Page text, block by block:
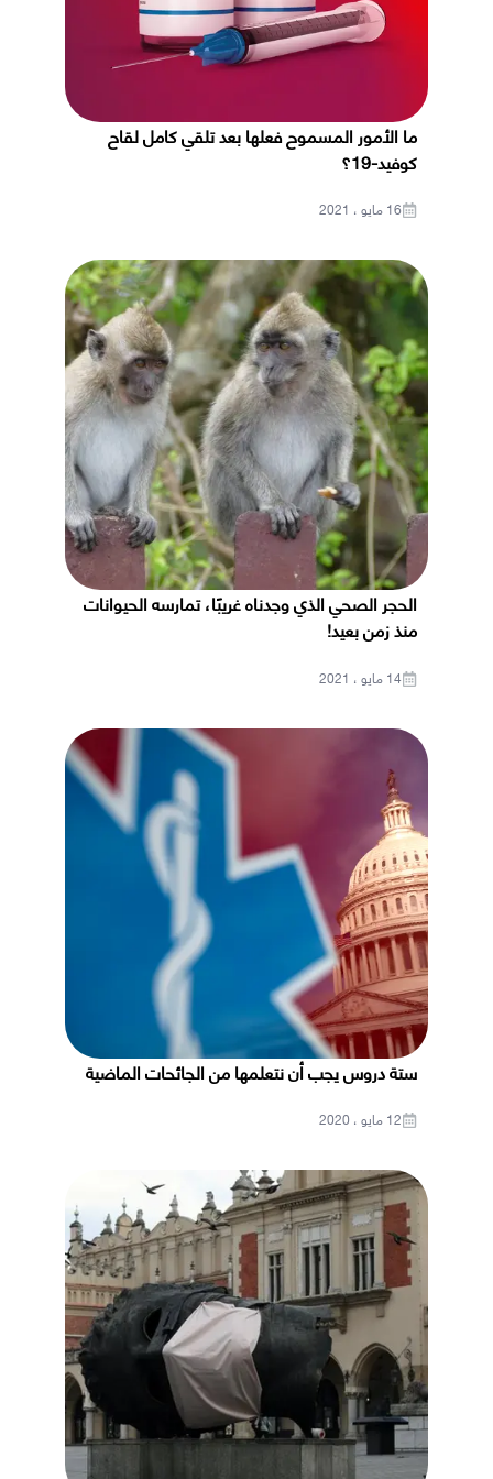
ما الأمور المسموح فعلها بعد تلقي كامل لقاح
كوفيد-19؟
16 مايو ، 2021
الحجر الصحي الذي وجدناه غريبًا، تمارسه الحيوانات
منذ زمن بعيد!
14 مايو ، 2021
ستة دروس يجب أن نتعلمها من الجائحات الماضية
12 مايو ، 2020